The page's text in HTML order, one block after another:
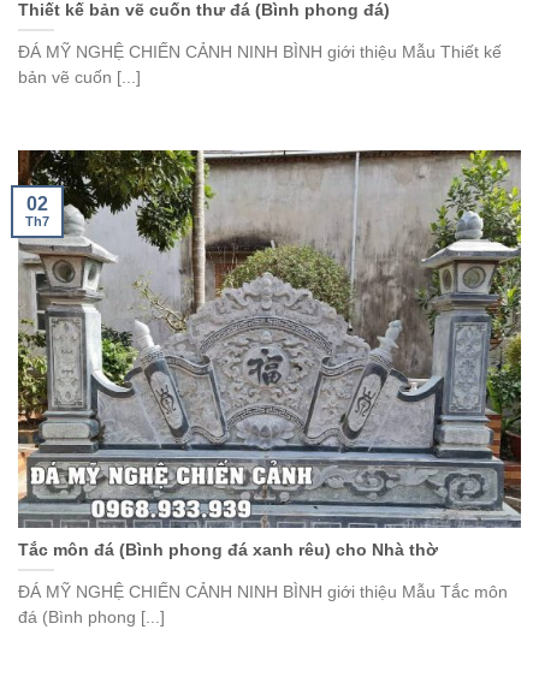
Thiết kế bản vẽ cuốn thư đá (Bình phong đá)
ĐÁ MỸ NGHỆ CHIẾN CẢNH NINH BÌNH giới thiệu Mẫu Thiết kế
bản vẽ cuốn [...]
Tắc môn đá (Bình phong đá xanh rêu) cho Nhà thờ
ĐÁ MỸ NGHỆ CHIẾN CẢNH NINH BÌNH giới thiệu Mẫu Tắc môn
đá (Bình phong [...]
02
Th7